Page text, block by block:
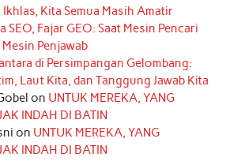
e
r
e
s
t
e
d
I
n
t
r
u
e
Ikhlas, Kita Semua Masih Amatir
SEO, Fajar GEO: Saat Mesin Pencari
Penjawab
di Persimpangan Gelombang:
Laut Kita, dan Tanggung Jawab Kita
on UNTUK MEREKA, YANG
INDAH DI BATIN
on UNTUK MEREKA, YANG
INDAH DI BATIN